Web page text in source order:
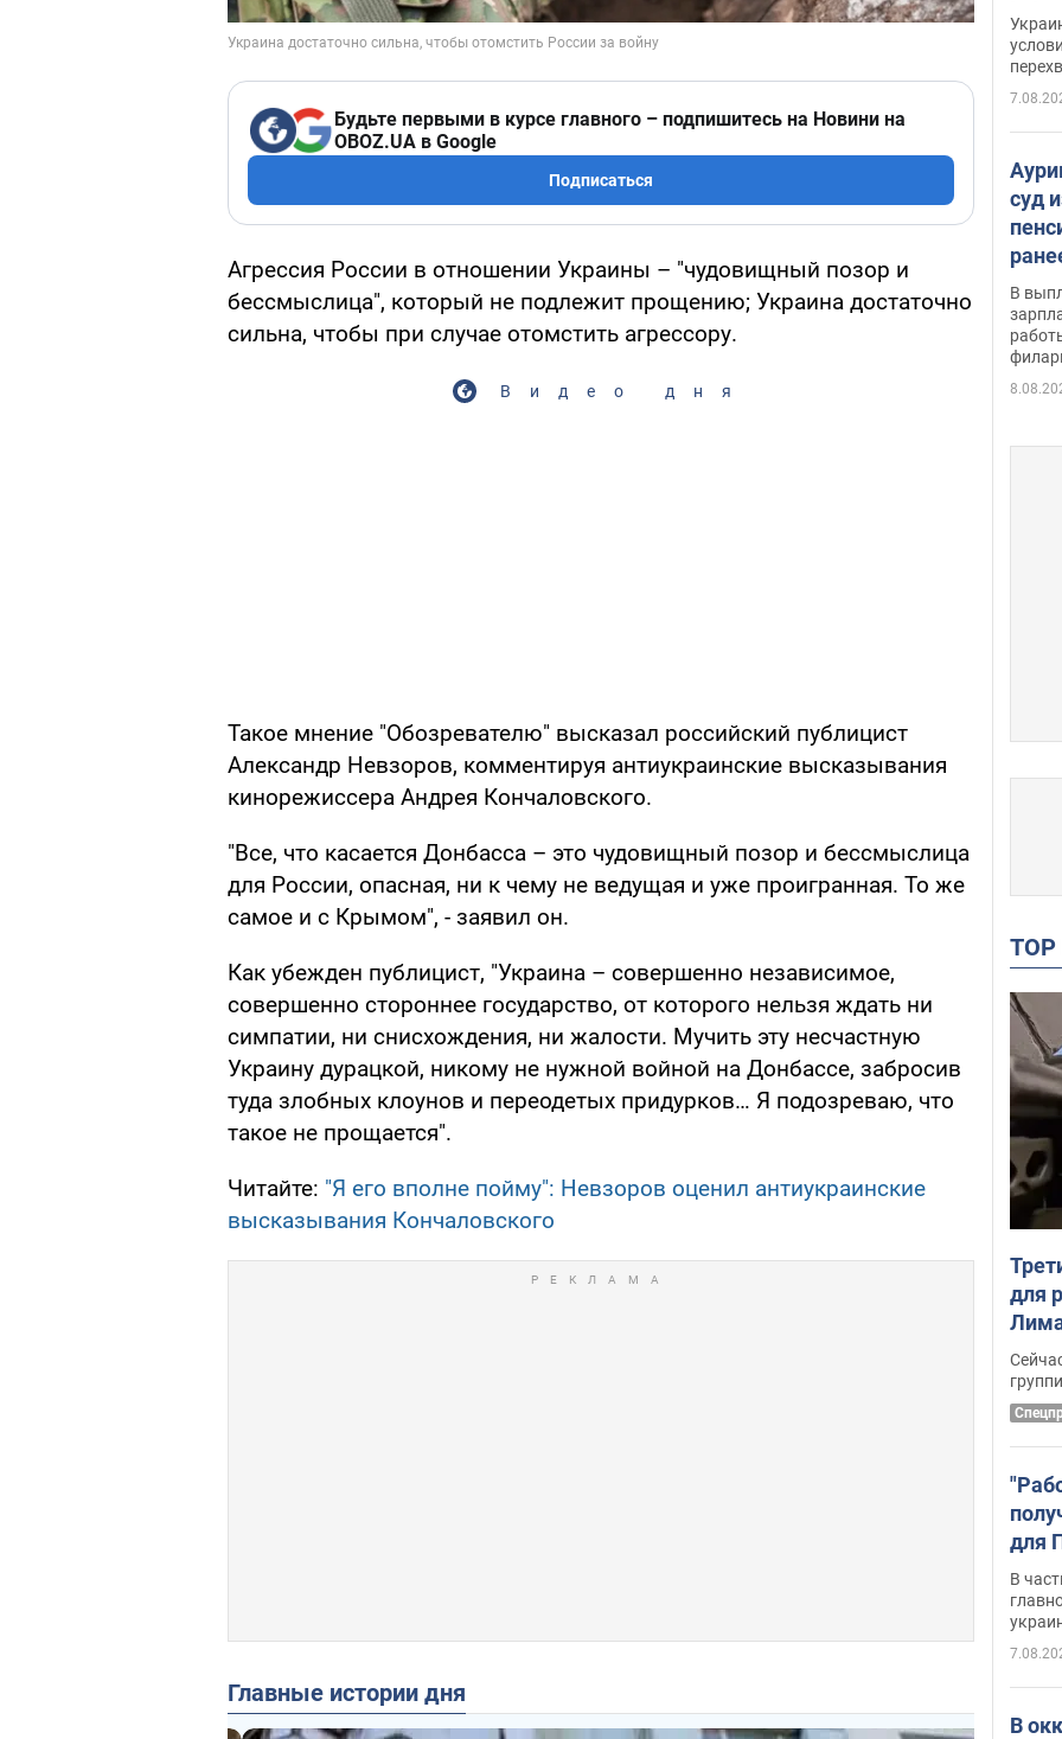
Будьте первыми в курсе главного – подпишитесь на Новини на
OBOZ.UA в Google
Подписаться
Агрессия России в отношении Украины – "чудовищный позор и
бессмыслица", который не подлежит прощению; Украина достаточно
сильна, чтобы при случае отомстить агрессору.
Видео дня
Такое мнение "Обозревателю" высказал российский публицист
Александр Невзоров, комментируя антиукраинские высказывания
кинорежиссера Андрея Кончаловского.
"Все, что касается Донбасса – это чудовищный позор и бессмыслица
для России, опасная, ни к чему не ведущая и уже проигранная. То же
самое и с Крымом", - заявил он.
Как убежден публицист, "Украина – совершенно независимое,
совершенно стороннее государство, от которого нельзя ждать ни
симпатии, ни снисхождения, ни жалости. Мучить эту несчастную
Украину дурацкой, никому не нужной войной на Донбассе, забросив
туда злобных клоунов и переодетых придурков… Я подозреваю, что
такое не прощается".
Читайте: "Я его вполне пойму": Невзоров оценил антиукраинские
высказывания Кончаловского
Главные истории дня
суд
В
для
для
В
В